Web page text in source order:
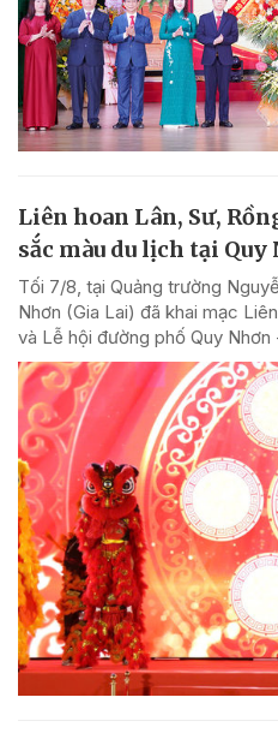
Liên hoan Lân, Sư,
sắc màu du lịch tại Quy
Tối 7/8, tại Quảng trường
Nhơn (Gia Lai) đã khai mạc
và Lễ hội đường phố Quy Nhơn